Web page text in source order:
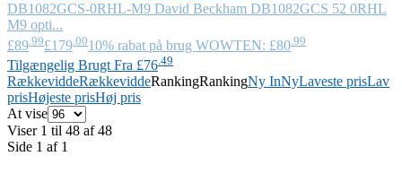
DB1082GCS-0RHL-M9 David Beckham DB1082GCS 52 0RHL
M9 opti...
£89 .99£179 .0010% rabat på brug WOWTEN: £80 .99
Tilgængelig Brugt Fra £76 .49
RækkeviddeRækkeviddeRankingRankingNy InNyLaveste prisLav
prisHøjeste prisHøj pris
At vise
Viser 1 til 48 af 48
Side 1 af 1